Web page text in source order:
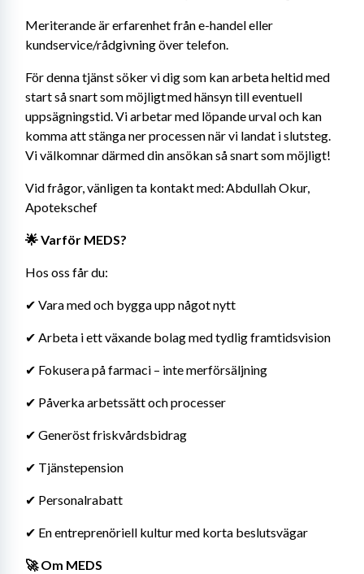
Meriterande är erfarenhet från e-handel eller
kundservice/rådgivning över telefon.
För denna tjänst söker vi dig som kan arbeta heltid med
start så snart som möjligt med hänsyn till eventuell
uppsägningstid. Vi arbetar med löpande urval och kan
komma att stänga ner processen när vi landat i slutsteg.
Vi välkomnar därmed din ansökan så snart som möjligt!
Vid frågor, vänligen ta kontakt med: Abdullah Okur,
Apotekschef
🌟 Varför MEDS?
Hos oss får du:
✔ Vara med och bygga upp något nytt
✔ Arbeta i ett växande bolag med tydlig framtidsvision
✔ Fokusera på farmaci – inte merförsäljning
✔ Påverka arbetssätt och processer
✔ Generöst friskvårdsbidrag
✔ Tjänstepension
✔ Personalrabatt
✔ En entreprenöriell kultur med korta beslutsvägar
🚀 Om MEDS